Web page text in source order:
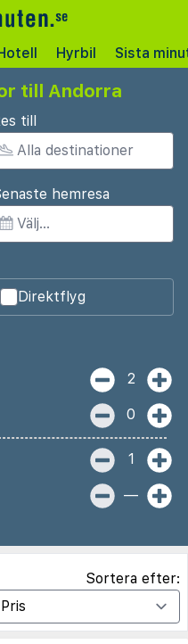
Hyrbil Sista
till Andorra
till
hemresa
Direktflyg
2
0
1
—
Sortera efter: